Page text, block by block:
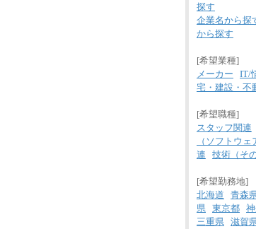
探す
企業名から探
から探す
[希望業種]
メーカー
IT/
宅・建設・不
[希望職種]
スタッフ関連
（ソフトウ
連
技術（そ
[希望勤務地]
北海道
青森
県 東京都
三重県 滋賀